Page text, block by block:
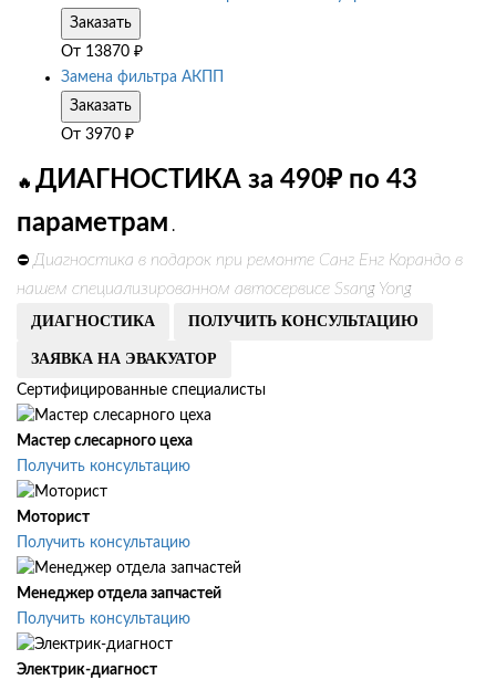
Заказать
От 13870 ₽
Замена фильтра АКПП
Заказать
От 3970 ₽
🔥 ДИАГНОСТИКА за 490₽ по 43
параметрам .
⛔ Диагностика в подарок при ремонте Санг Енг Корандо в
нашем специализированном автосервисе Ssang Yong
ДИАГНОСТИКА ПОЛУЧИТЬ КОНСУЛЬТАЦИЮ
ЗАЯВКА НА ЭВАКУАТОР
Сертифицированные специалисты
Мастер слесарного цеха
Получить консультацию
Моторист
Получить консультацию
Менеджер отдела запчастей
Получить консультацию
Электрик-диагност